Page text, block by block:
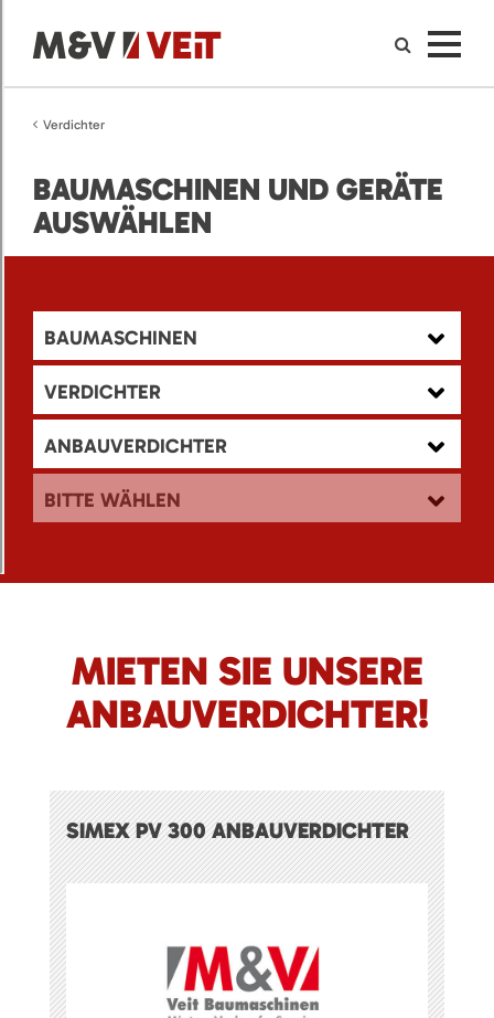
Verdichter
BAUMASCHINEN UND GERÄTE
AUSWÄHLEN
BAUMASCHINEN
VERDICHTER
ANBAUVERDICHTER
BITTE WÄHLEN
MIETEN SIE UNSERE
ANBAUVERDICHTER!
SIMEX PV 300 ANBAUVERDICHTER